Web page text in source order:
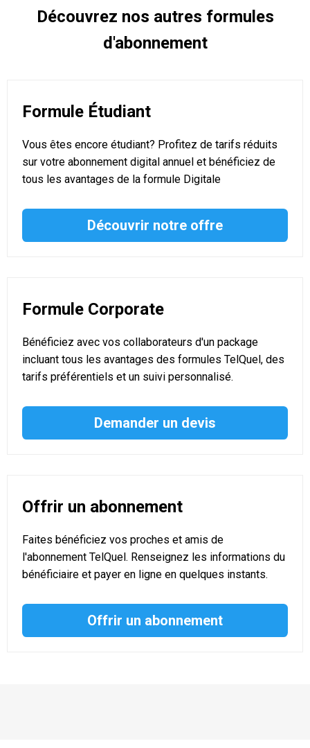
Découvrez nos autres formules
d'abonnement
Formule Étudiant
Vous êtes encore étudiant? Profitez de tarifs réduits
sur votre abonnement digital annuel et bénéficiez de
tous les avantages de la formule Digitale
Découvrir notre offre
Formule Corporate
Bénéficiez avec vos collaborateurs d'un package
incluant tous les avantages des formules TelQuel, des
tarifs préférentiels et un suivi personnalisé.
Demander un devis
Offrir un abonnement
Faites bénéficiez vos proches et amis de
l'abonnement TelQuel. Renseignez les informations du
bénéficiaire et payer en ligne en quelques instants.
Offrir un abonnement